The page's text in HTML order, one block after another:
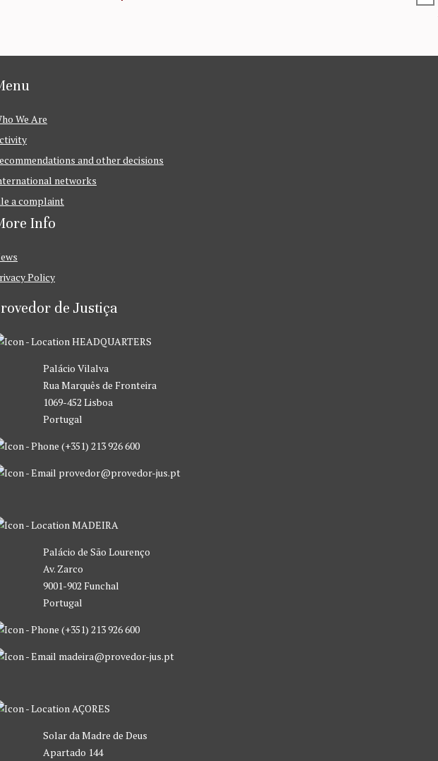
We Are
and other decisions
networks
a complaint
Info
Policy
de Justiça
HEADQUARTERS
Palácio Vilalva
Rua Marquês de Fronteira
1069-452 Lisboa
Portugal
(+351) 213 926 600
provedor@provedor-jus.pt
MADEIRA
Palácio de São Lourenço
Av. Zarco
9001-902 Funchal
Portugal
(+351) 213 926 600
madeira@provedor-jus.pt
AÇORES
Solar da Madre de Deus
Apartado 144